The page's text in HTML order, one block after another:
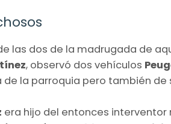
las dos de la madrugada de
, observó dos vehículos
la parroquia pero también de
era hijo del entonces interventor